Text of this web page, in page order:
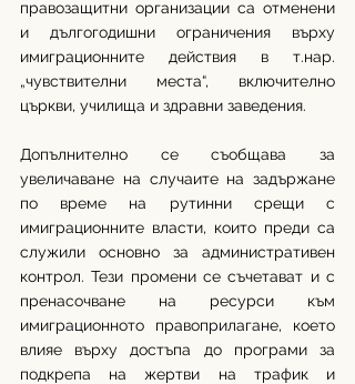
правозащитни организации са отменени
и дългогодишни ограничения върху
имиграционните действия в т.нар.
„чувствителни места“, включително
църкви, училища и здравни заведения.
Допълнително се съобщава за
увеличаване на случаите на задържане
по време на рутинни срещи с
имиграционните власти, които преди са
служили основно за административен
контрол. Тези промени се съчетават и с
пренасочване на ресурси към
имиграционното правоприлагане, което
влияе върху достъпа до програми за
подкрепа на жертви на трафик и